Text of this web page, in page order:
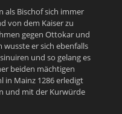
als Bischof sich immer
von dem Kaiser zu
gegen Ottokar und
er sich ebenfalls
und so gelang es
beiden mächtigen
in Mainz 1286 erledigt
und mit der Kurwürde